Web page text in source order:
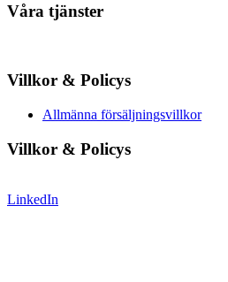
Våra tjänster
Villkor & Policys
Allmänna försäljningsvillkor
Villkor & Policys
LinkedIn